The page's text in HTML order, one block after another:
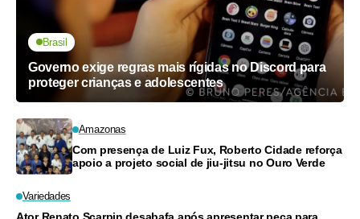
Brasil
Governo exige regras mais rígidas no Discord para
proteger crianças e adolescentes
Amazonas
Com presença de Luiz Fux, Roberto Cidade reforça
apoio a projeto social de jiu-jitsu no Ouro Verde
Variedades
Ator Renato Scarpin desabafa após apresentar peça para